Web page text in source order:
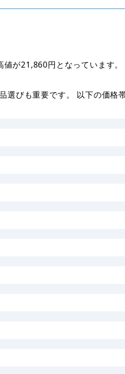
が21,860円となっています
びも重要です。 以下の価